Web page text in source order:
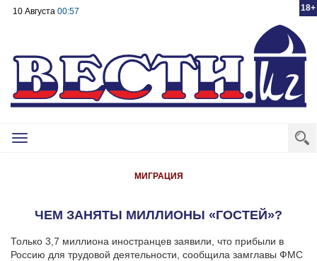
18+
10 Августа 00:57
Toggle
МИГРАЦИЯ
ЧЕМ ЗАНЯТЫ МИЛЛИОНЫ «ГОСТЕЙ»?
Только 3,7 миллиона иностранцев заявили, что прибыли в
Россию для трудовой деятельности, сообщила замглавы ФМС